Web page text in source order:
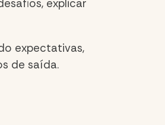
explicar
expectativas,
de saída.